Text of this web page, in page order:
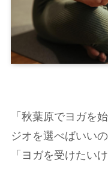
「秋葉原でヨガを
ジオを選べばいいの
「ヨガを受けたい